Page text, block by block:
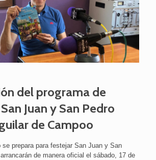
del programa de
Juan y San Pedro
de Campoo
se prepara para festejar San Juan y San
de manera oficial el sábado, 17 de